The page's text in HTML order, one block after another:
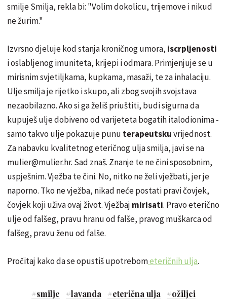
smilje Smilja, rekla bi: "Volim dokolicu, trijemove i nikud
ne žurim."
Izvrsno djeluje kod stanja kroničnog umora, iscrpljenosti
i oslabljenog imuniteta, krijepi i odmara. Primjenjuje se u
mirisnim svjetiljkama, kupkama, masaži, te za inhalaciju.
Ulje smilja je rijetko i skupo, ali zbog svojih svojstava
nezaobilazno. Ako si ga želiš priuštiti, budi sigurna da
kupuješ uljedobivenood varijeteta bogatihitalodionima -
samo takvo ulje pokazuje punu terapeutskuvrijednost.
Za nabavku kvalitetnog eteričnog ulja smilja, javi se na
mulier@mulier.hr. Sad znaš. Znanje te ne čini sposobnim,
uspješnim. Vježba te čini. No, nitko ne želi vježbati, jer je
naporno. Tko ne vježba, nikad neće postati pravi čovjek,
čovjek koji uživa ovaj život. Vježbaj mirisati. Pravo eterično
ulje od falšeg, pravu hranu od falše, pravog muškarca od
falšeg, pravu ženu od falše.
Pročitaj kako da se opustiš upotrebometeričnih ulja.
#smilje #lavanda #eterična ulja #ožiljci